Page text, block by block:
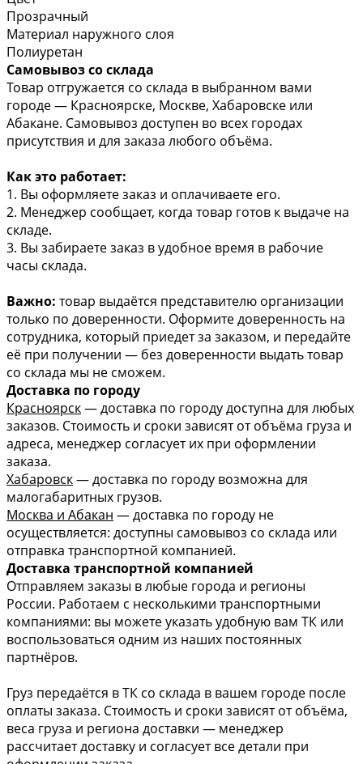
Прозрачный
Материал наружного слоя
Полиуретан
Самовывоз со склада
Товар отгружается со склада в выбранном вами
городе — Красноярске, Москве, Хабаровске или
Абакане. Самовывоз доступен во всех городах
присутствия и для заказа любого объёма.
Как это работает:
1. Вы оформляете заказ и оплачиваете его.
2. Менеджер сообщает, когда товар готов к выдаче на
складе.
3. Вы забираете заказ в удобное время в рабочие
часы склада.
Важно: товар выдаётся представителю организации
только по доверенности. Оформите доверенность на
сотрудника, который приедет за заказом, и передайте
её при получении — без доверенности выдать товар
со склада мы не сможем.
Доставка по городу
Красноярск— доставка по городу доступна для любых
заказов. Стоимость и сроки зависят от объёма груза и
адреса, менеджер согласует их при оформлении
заказа.
Хабаровск— доставка по городу возможна для
малогабаритных грузов.
Москва и Абакан — доставка по городу не
осуществляется: доступны самовывоз со склада или
отправка транспортной компанией.
Доставка транспортной компанией
Отправляем заказы в любые города и регионы
России. Работаем с несколькими транспортными
компаниями: вы можете указать удобную вам ТК или
воспользоваться одним из наших постоянных
партнёров.
Груз передаётся в ТК со склада в вашем городе после
оплаты заказа. Стоимость и сроки зависят от объёма,
веса груза и региона доставки — менеджер
рассчитает доставку и согласует все детали при